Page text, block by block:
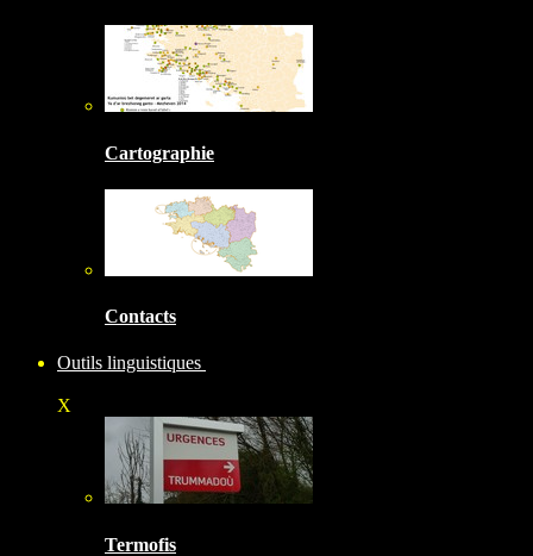
Cartographie
Contacts
Outils linguistiques
X
Termofis